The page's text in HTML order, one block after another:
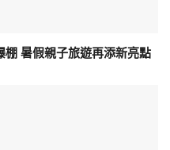
暑假親子旅遊再添新亮點